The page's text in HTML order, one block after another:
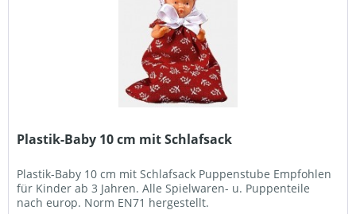
Plastik-Baby 10 cm mit Schlafsack
Plastik-Baby 10 cm mit Schlafsack Puppenstube Empfohlen
für Kinder ab 3 Jahren. Alle Spielwaren- u. Puppenteile
nach europ. Norm EN71 hergestellt.